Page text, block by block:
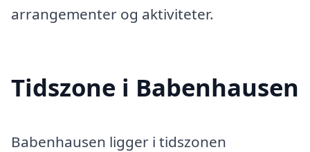
arrangementer og aktiviteter.
Tidszone i Babenhausen
Babenhausen ligger i tidszonen